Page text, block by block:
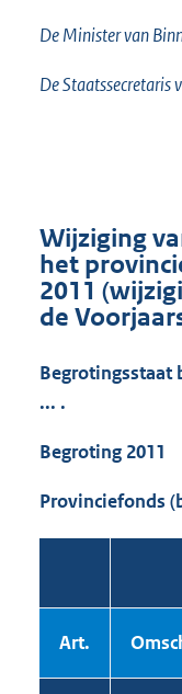
De Minister van
De Staatssecretaris
Wijziging
het
2011
de
Begrotingsstaat
... .
Begroting 2011
Provinciefonds
Art.